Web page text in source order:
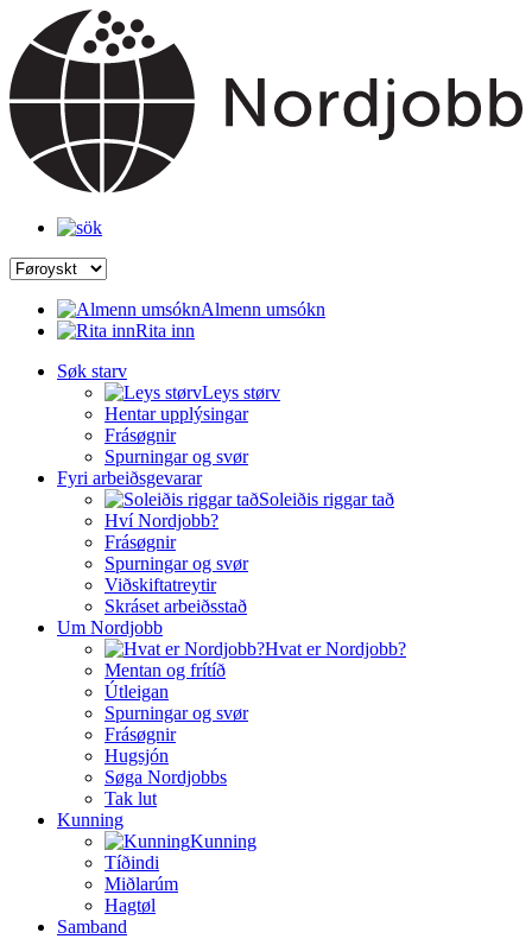
Almenn umsókn
Rita inn
Søk starv
Leys størv
Hentar upplýsingar
Frásøgnir
Spurningar og svør
Fyri arbeiðsgevarar
Soleiðis riggar tað
Hví Nordjobb?
Frásøgnir
Spurningar og svør
Viðskiftatreytir
Skráset arbeiðsstað
Um Nordjobb
Hvat er Nordjobb?
Mentan og frítíð
Útleigan
Spurningar og svør
Frásøgnir
Hugsjón
Søga Nordjobbs
Tak lut
Kunning
Kunning
Tíðindi
Miðlarúm
Hagtøl
Samband